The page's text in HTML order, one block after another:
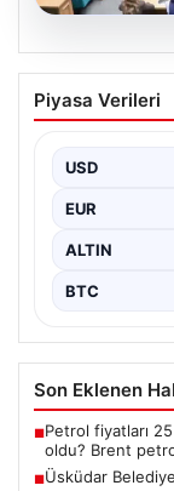
Üsküdar
Sibel Tan
Piyasa Verileri
USD
EUR
ALTIN
BTC
Son Eklenen
■Petrol fiyatları
oldu? Brent
■Üsküdar